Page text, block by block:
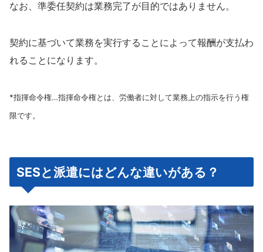
なお、準委任契約は業務完了が目的ではありません。
契約に基づいて業務を実行することによって報酬が支払わ
れることになります。
*指揮命令権…指揮命令権とは、労働者に対して業務上の指示を行う権
限です。
SESと派遣にはどんな違いがある？